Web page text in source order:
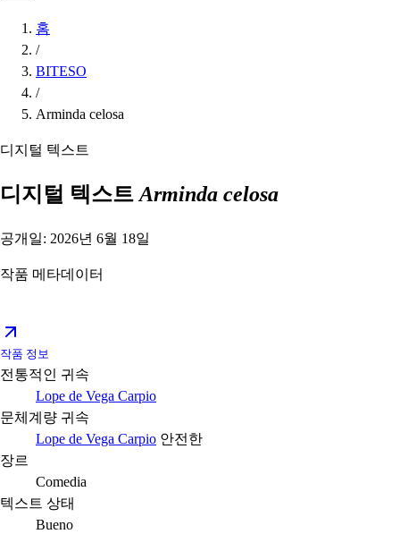
홈
/
BITESO
/
Arminda celosa
디지털 텍스트
디지털 텍스트Arminda celosa
공개일: 2026년 6월 18일
작품 메타데이터
작품 정보
전통적인 귀속
Lope de Vega Carpio
문체계량 귀속
Lope de Vega Carpio 안전한
장르
Comedia
텍스트 상태
Bueno